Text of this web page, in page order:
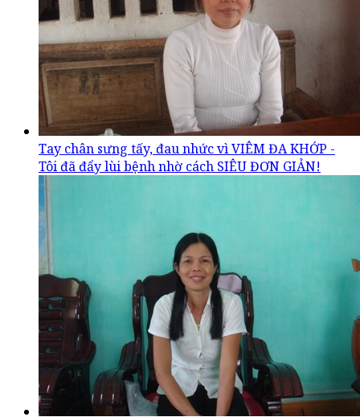
Tay chân sưng tấy, đau nhức vì VIÊM ĐA KHỚP -
Tôi đã đẩy lùi bệnh nhờ cách SIÊU ĐƠN GIẢN!